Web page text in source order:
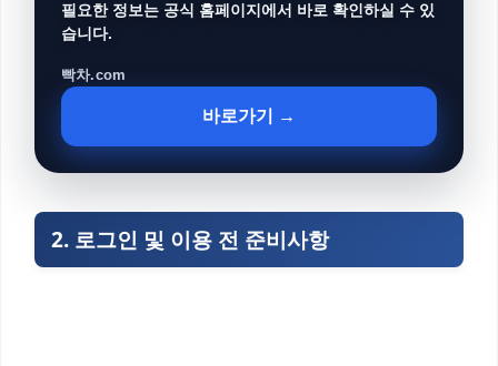
필요한 정보는 공식 홈페이지에서 바로 확인하실 수 있
습니다.
빡차.com
바로가기 →
2. 로그인 및 이용 전 준비사항